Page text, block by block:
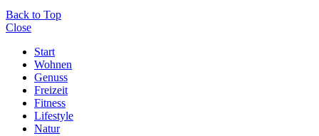
Back to Top
Close
Start
Wohnen
Genuss
Freizeit
Fitness
Lifestyle
Natur